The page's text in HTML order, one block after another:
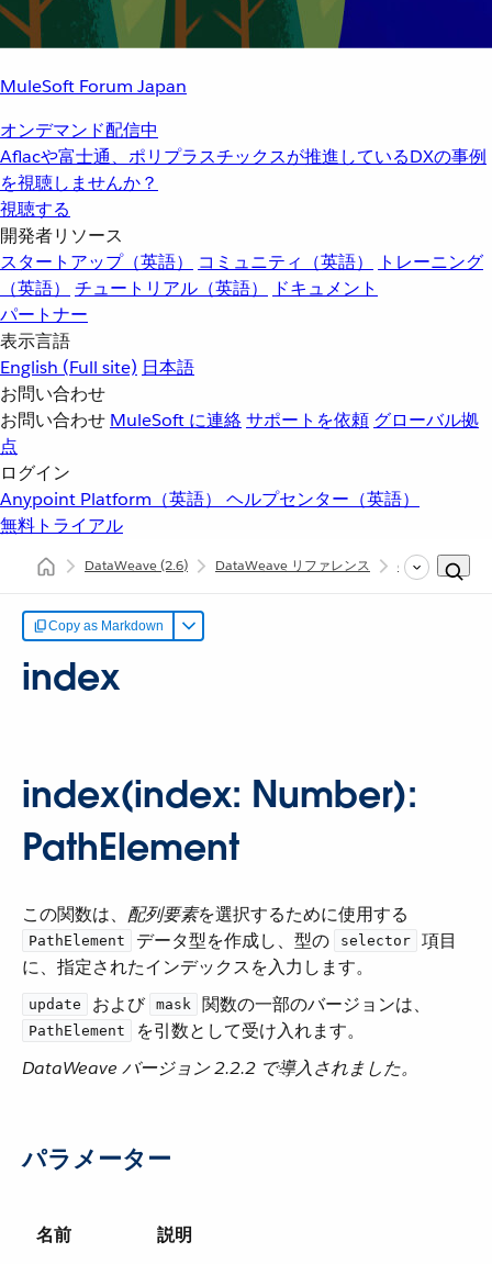
MuleSoft Forum Japan
オンデマンド配信中
Aflacや富士通、ポリプラスチックスが推進しているDXの事例
を視聴しませんか？
視聴する
開発者リソース
スタートアップ（英語）
コミュニティ（英語）
トレーニング
（英語）
チュートリアル（英語）
ドキュメント
パートナー
表示言語
English (Full site) 日本語
お問い合わせ
お問い合わせ MuleSoft に連絡サポートを依頼 グローバル拠
点
ログイン
Anypoint Platform（英語） ヘルプセンター（英語）
無料トライアル
DataWeave(2.6) DataWeave リファレンス dw::util::Values
Copy as Markdown
index
index(index: Number):
PathElement
この関数は、​ 配列要素​を選択するために使用する ​
PathElement ​ データ型を作成し、型の ​ selector
​ 項目
に、指定されたインデックスを入力します。
update ​ および ​ mask ​ 関数の一部のバージョンは、​
PathElement
​ を引数として受け入れます。
DataWeave バージョン 2.2.2 で導入されました。
パラメーター
名前 説明